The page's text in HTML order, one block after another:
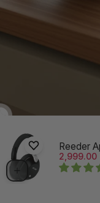
Reeder
Satış
2,999.00
Normal
500